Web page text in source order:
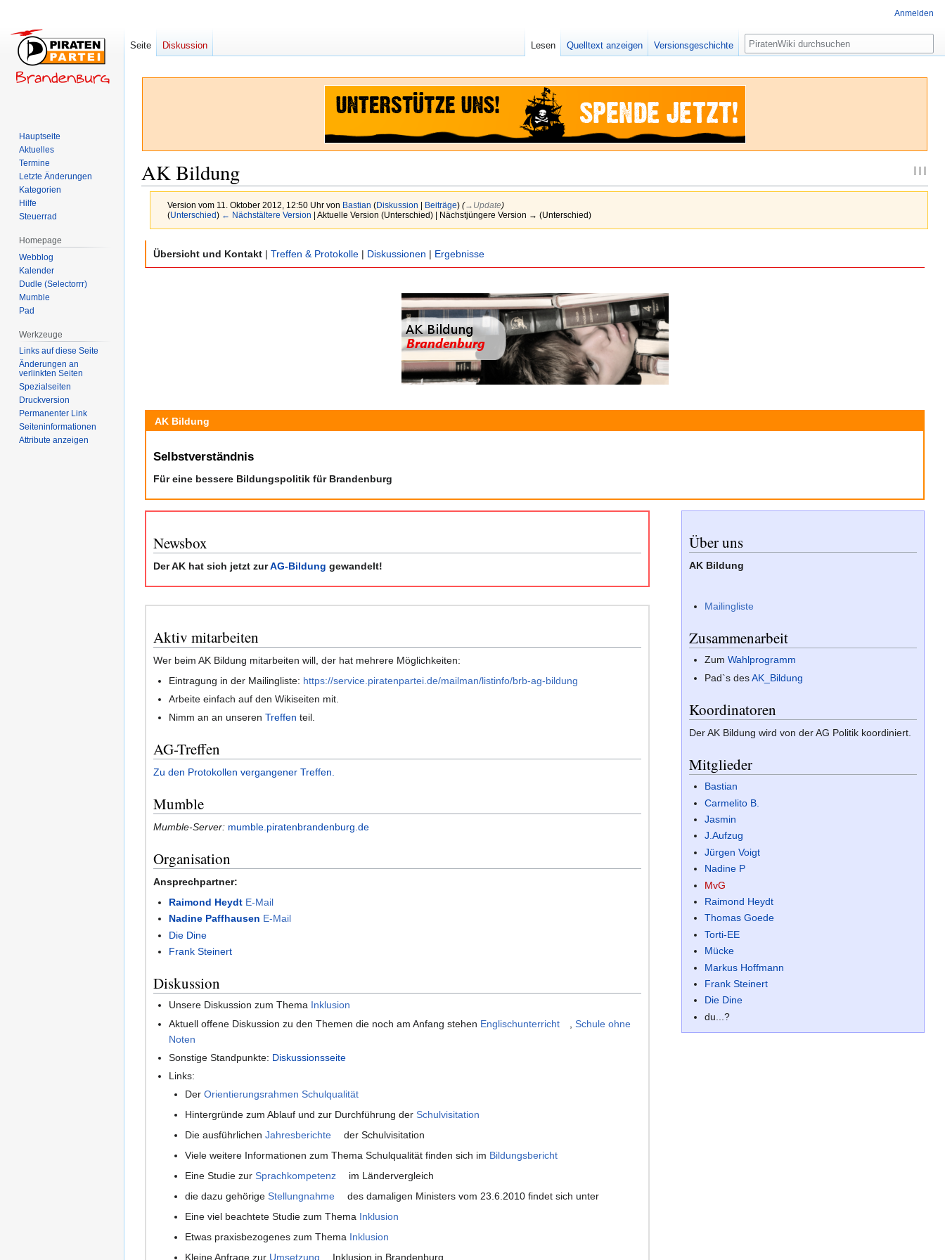
AK Bildung
Version vom 11. Oktober 2012, 12:50 Uhr von Bastian (Diskussion | Beiträge) (→‎Update)
(Unterschied) ← Nächstältere Version | Aktuelle Version (Unterschied) | Nächstjüngere Version → (Unterschied)
Zur
Zur
Übersicht und Kontakt | Treffen & Protokolle | Diskussionen | Ergebnisse
AK Bildung
Selbstverständnis
Für eine bessere Bildungspolitik für Brandenburg
Newsbox
Der AK hat sich jetzt zurAG-Bildung gewandelt!
Über uns
AK Bildung
Mailingliste
Zusammenarbeit
Zum Wahlprogramm
Pad`s desAK_Bildung
Koordinatoren
Der AK Bildung wird von der AG Politik koordiniert.
Mitglieder
Bastian
Carmelito B.
Jasmin
J.Aufzug
Jürgen Voigt
Nadine P
MvG
Raimond Heydt
Thomas Goede
Torti-EE
Mücke
Markus Hoffmann
Frank Steinert
Die Dine
du...?
Aktiv mitarbeiten
Wer beim AK Bildung mitarbeiten will, der hat mehrere Möglichkeiten:
Eintragung in der Mailingliste: https://service.piratenpartei.de/mailman/listinfo/brb-ag-bildung
Arbeite einfach auf den Wikiseiten mit.
Nimm an an unserenTreffen teil.
AG-Treffen
Zu den Protokollen vergangener Treffen.
Mumble
Mumble-Server: mumble.piratenbrandenburg.de
Organisation
Ansprechpartner:
Raimond Heydt E-Mail
Nadine Paffhausen E-Mail
Die Dine
Frank Steinert
Diskussion
Unsere Diskussion zum Thema Inklusion
Aktuell offene Diskussion zu den Themen die noch am Anfang stehen Englischunterricht ,Schule ohne
Noten
Sonstige Standpunkte: Diskussionsseite
Links:
Der Orientierungsrahmen Schulqualität
Hintergründe zum Ablauf und zur Durchführung der Schulvisitation
Die ausführlichen Jahresberichte
der Schulvisitation
Viele weitere Informationen zum Thema Schulqualität finden sich im Bildungsbericht
Eine Studie zur Sprachkompetenz
im Ländervergleich
die dazu gehörige Stellungnahme
des damaligen Ministers vom 23.6.2010 findet sich unter
Eine viel beachtete Studie zum Thema Inklusion
Etwas praxisbezogenes zum Thema Inklusion
Kleine Anfrage zur Umsetzung
Inklusion in Brandenburg
Anmelden
Seite Diskussion Lesen Quelltext anzeigen Versionsgeschichte Suche
Hauptseite
Aktuelles
Termine
Letzte Änderungen
Kategorien
Hilfe
Steuerrad
Homepage
Webblog
Kalender
Dudle (Selectorrr)
Mumble
Pad
Werkzeuge
Links auf diese Seite
Änderungen an
verlinkten Seiten
Spezialseiten
Druckversion
Permanenter Link
Seiten­­informationen
Attribute anzeigen